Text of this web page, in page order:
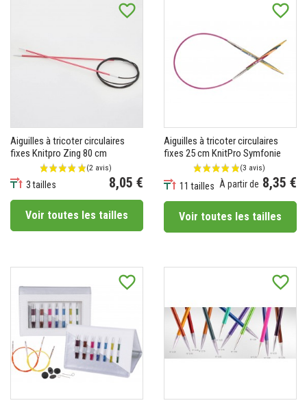
favorite_border
Aiguilles à tricoter circulaires
fixes Knitpro Zing 80 cm
3 tailles 8,05 €
Voir toutes les tailles
favorite_border
Aiguilles à tricoter circulaires
fixes 25 cm KnitPro Symfonie
11 tailles À partir de 8,35 €
Voir toutes les tailles
favorite_border favorite_border